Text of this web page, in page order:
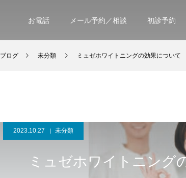
お電話 メール予約／相談 初診予約
ブログ 未分類 ミュゼホワイトニングの効果について
2023.10.27 未分類
ミュゼホワイトニン